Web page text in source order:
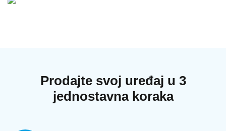
Prodajte svoj uređaj u 3
jednostavna koraka